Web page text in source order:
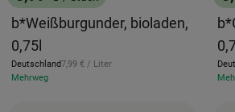
, Preis:
b*Weißburgunder, bioladen,
0,75l
, Herkunft:
Deutschland, Referenzpreis:
7,99 € / Liter
Mehrweg
,
,